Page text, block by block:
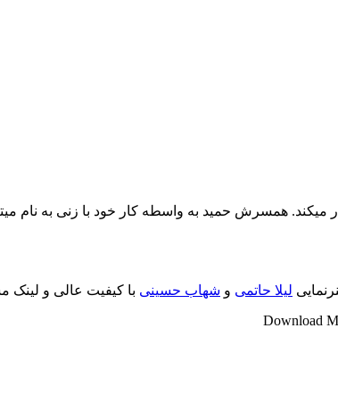
همسرش حمید به واسطه کار خود با زنی به نام
لیلا حاتمی و شهاب حسینی با کیفیت عالی و لینک
Download